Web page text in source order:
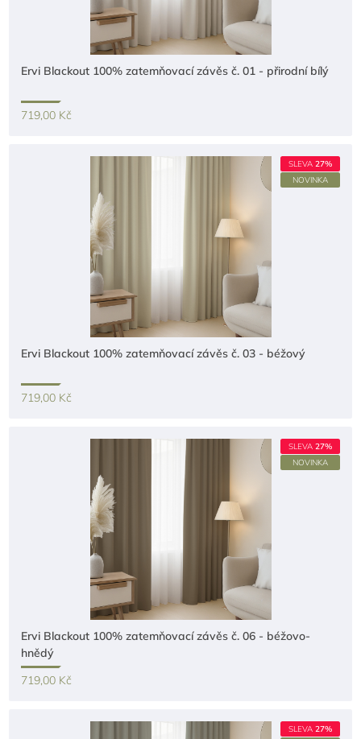
Ervi Blackout 100% zatemňovací závěs č. 01 - přirodní bílý
719,00 Kč
SLEVA 27%
NOVINKA
Ervi Blackout 100% zatemňovací závěs č. 03 - béžový
719,00 Kč
SLEVA 27%
NOVINKA
Ervi Blackout 100% zatemňovací závěs č. 06 - béžovo-
hnědý
719,00 Kč
SLEVA 27%